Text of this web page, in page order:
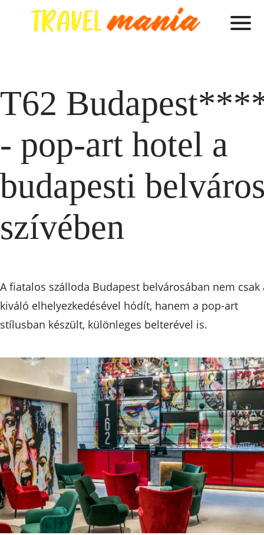
T62
- pop-art hotel a
budapesti
szívében
A fiatalos szálloda Budapest belvárosában nem csak
kiváló elhelyezkedésével hódít, hanem a pop-art
stílusban készült, különleges belterével is.